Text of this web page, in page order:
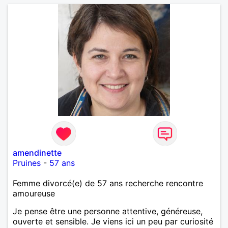
amendinette
Pruines - 57 ans
Femme divorcé(e) de 57 ans recherche rencontre
amoureuse
Je pense être une personne attentive, généreuse,
ouverte et sensible. Je viens ici un peu par curiosité